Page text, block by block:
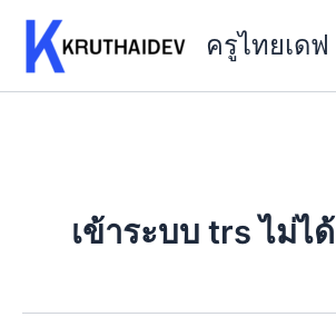
content
ครูไทยเดฟ
เข้าระบบ trs ไม่ได้